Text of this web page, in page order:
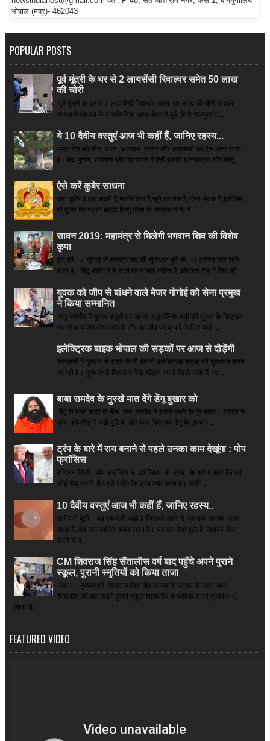
भोपाल (मप्र)- 462043
POPULAR POSTS
पूर्व मूंत्री के घर से 2 लायसेंसी रिवाल्वर समेत 50 लाख
की चोरी
पूर्व मूंत्री के घर से 2 लायसेंसी रिवाल्वर समेत 50 लाख की चोरी भोपाल:
राजधानी भोपाल के बागसेवनिया थाना क्षेत्र में पूर्व मंत्री राजकुमार ...
ये 10 दैवीय वस्तुएं आज भी कहीं हैं, जानिए रहस्य...
भारत देश को योग, ध्यान, अध्यात्म, रहस्य और चमत्कारों का देश माना जाता
है। वेद, पुराण, रामायण और महाभारत में ऐसी हजारों घटनाक्रम और वस्तु...
ऐसे करें कुबेर साधना
जहां कुबेर है­ वहां लक्ष्मी है,नवनिधियां हैं,सूर्य का तेज है,योग्य सेवक है,इसीलिए
तो कुबेर का स्थान ब्रह्मा,विष्णु,महेश के समकक्ष माना ग...
सावन 2019: महामंत्र से मिलेगी भगवान शिव की विशेष
कृपा
इस वर्ष 17 जुलाई से श्रावण माह की शुरुआत हुई जो 15 अगस्त तक रहने
वाला है। हिंदू पंचांग में ये साल का पांचवा महीना है और इस माह में शिव की...
युवक को जीप से बांधने वाले मेजर गोगोई को सेना प्रमुख
ने किया सम्‍मानित
जम्मू-कश्मीर में चुनाव ड्यूटी पर जा रहे अद्धसैनिक बलों की सुरक्षा के लिए एक
स्थानीय व्यक्ति को कवच के तौर पर जीप पर बांधने के लिए चर्चा ...
इलेक्ट्रिक बाइक भोपाल की सड़कों पर आज से दौड़ेंगी
राजधानी में गुरुवार से स्मार्ट सिटी कंपनी इलेक्ट्रिक बाइक की शुरुआत करने
जा रही है। मुख्यमंत्री शिवराज सिंह चौहान स्मार्ट सिटी पार्क में 75 ...
बाबा रामदेव के नुस्खे मात देंगे डेंगू बुखार को
डेंगू के बढ़ते कहर के बीच बाबा रामदेव ने इससे बचने के गुर बताए। रामदेव ने
प्रेस कांफ्रेंस में जड़ी बूटियों और फल दिखाकर डेंगू के उपचार...
ट्रंप के बारे में राय बनाने से पहले उनका काम देखूंगा : पोप
फ्रांसिस
वेटिकन सिटी: पोप फ्रांसिस ने अमेरिका के ट्रंप के बारे में कहा कि वह
कोई राय बनाने से पहले देखेंगे कि ट्रंप क्या करते हैं। स्पेनि...
10 दैवीय वस्तुएं आज भी कहीं हैं, जानिए रहस्य..
संजीवनी बूटी : यह एक ऐसी जड़ी है जिसको खाने से जब तक उसका असर
रहता है, तब तक व्यक्ति गायब रहता है। यह एक ऐसी बूटी है जिसका सेवन
करने से व...
CM शिवराज सिंह सैंतालीस वर्ष बाद पहुँचे अपने पुराने
स्कूल, पुरानी स्मृतियों को किया ताजा
भोपाल : मुख्यमंत्री शिवराज सिंह चौहान कहानी उत्सव के तहत आज
सैंतालीस वर्ष बाद अपने पुराने स्कूल शासकीय माध्यमिक शाला क्रमांक -1
शिवाजी...
FEATURED VIDEO